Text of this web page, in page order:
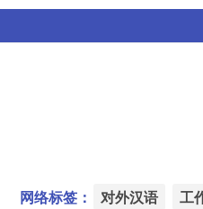
网络标签： 对外汉语 工